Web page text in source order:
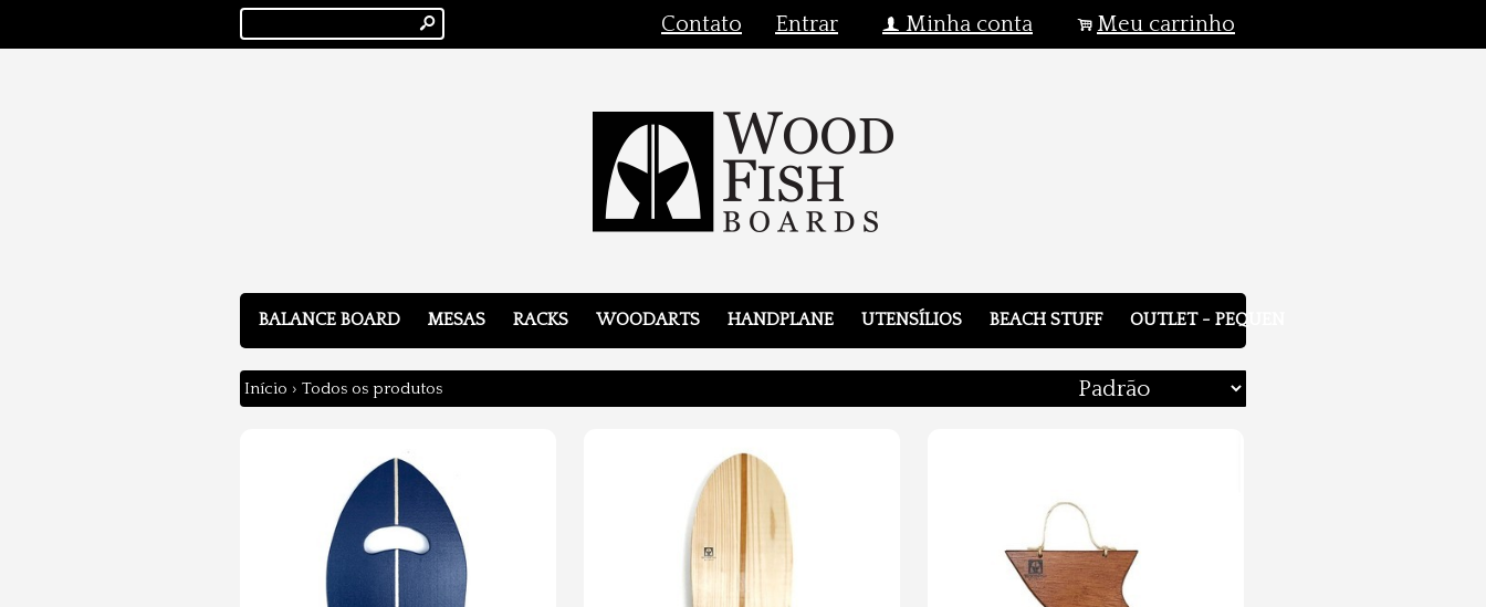
s Contato Entrar f Minha conta .Meu carrinho
BALANCE BOARD MESAS RACKS WOODARTS HANDPLANE UTENSÍLIOS BEACH STUFF OUTLET - PEQUENOS DEFEITOS
Início › Todos os produtos